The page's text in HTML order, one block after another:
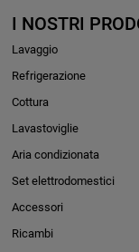
I NOSTRI
Lavaggio
Refrigerazione
Cottura
Lavastoviglie
Aria condizionata
Set elettrodomestici
Accessori
Ricambi